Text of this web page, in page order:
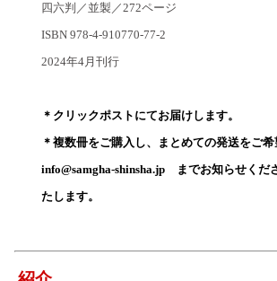
四六判／並製／272ページ
ISBN 978-4-910770-77-2
2024年4月刊行
＊クリックポストにてお届けします。
＊複数冊をご購入し、まとめての発送をご
info@samgha-shinsha.jp までお知らせくだ
たします。